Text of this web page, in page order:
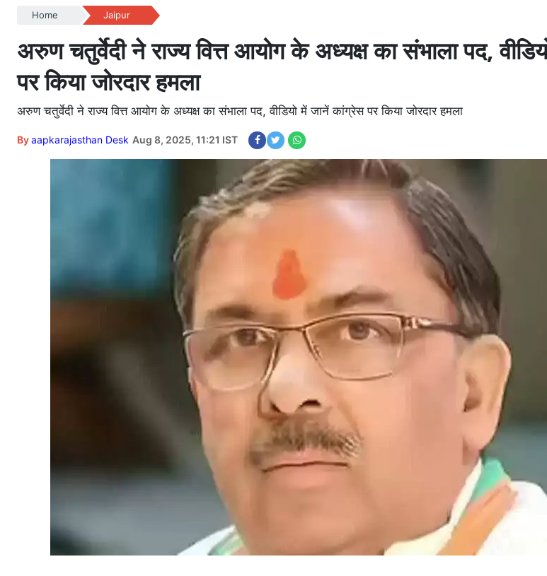
Home Jaipur
अरुण चतुर्वेदी ने राज्य वित्त आयोग के अध्यक्ष का संभाला पद,
पर किया जोरदार हमला
अरुण चतुर्वेदी ने राज्य वित्त आयोग के अध्यक्ष का संभाला पद, वीडियो में जानें कांग्रेस पर किया जोरदार हमला
Byaapkarajasthan Desk Aug 8, 2025, 11:21 IST